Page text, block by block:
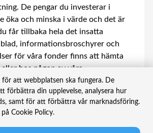
De pengar du investerar i
öka och minska i värde och det är
får tillbaka hela det insatta
informationsbroschyrer och
för våra fonder finns att hämta
hos någon av våra
för att webbplatsen ska fungera. De
förbättra din upplevelse, analysera hur
samt för att förbättra vår marknadsföring.
Cookie Policy.